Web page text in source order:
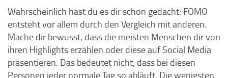
Wahrscheinlich hast du es dir schon gedacht: FOMO
entsteht vor allem durch den Vergleich mit anderen.
Mache dir bewusst, dass die meisten Menschen dir von
ihren Highlights erzählen oder diese auf Social Media
präsentieren. Das bedeutet nicht, dass bei diesen
Personen jeder normale Tag so abläuft. Die wenigsten